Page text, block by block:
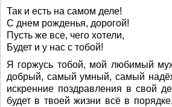
Так и есть на самом деле!
С днем рожденья, дорогой!
Пусть же все, чего хотели,
Будет и у нас с тобой!
Я горжусь тобой, мой любимый
добрый, самый умный, самый
искренние поздравления в свой
будет в твоей жизни всё в